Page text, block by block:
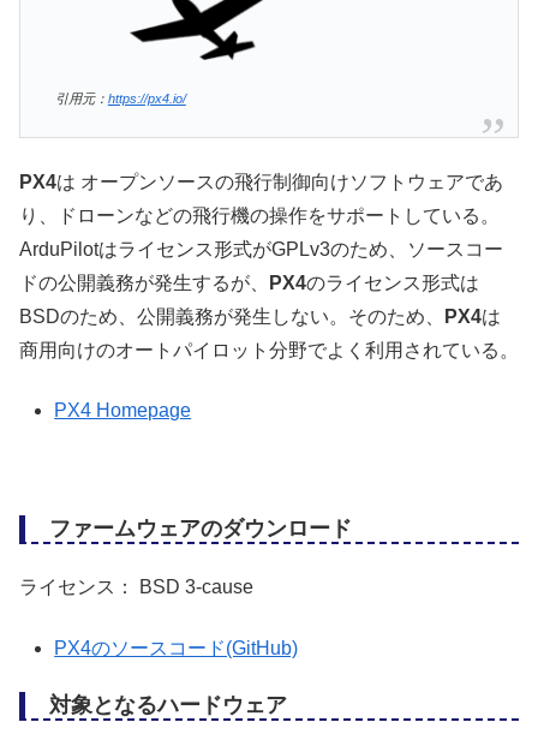
引用元： https://px4.io/
PX4は オープンソースの飛行制御向けソフトウェアであ
り、ドローンなどの飛行機の操作をサポートしている。
ArduPilotはライセンス形式がGPLv3のため、ソースコー
ドの公開義務が発生するが、
PX4のライセンス形式は
BSDのため、公開義務が発生しない。そのため、
PX4は
商用向けのオートパイロット分野でよく利用されている。
PX4 Homepage
ファームウェアのダウンロード
ライセンス： BSD 3-cause
PX4のソースコード(GitHub)
対象となるハードウェア